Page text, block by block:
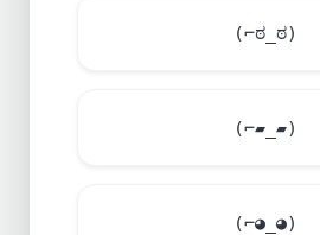
(⌐ಠ_ಠ)
(⌐▰_▰)
(⌐◕_◕)